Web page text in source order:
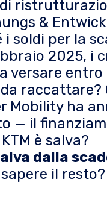
&
i soldi per la
2025, i
versare
raccattare?
Mobility ha
— il
è salva?
dalla
il